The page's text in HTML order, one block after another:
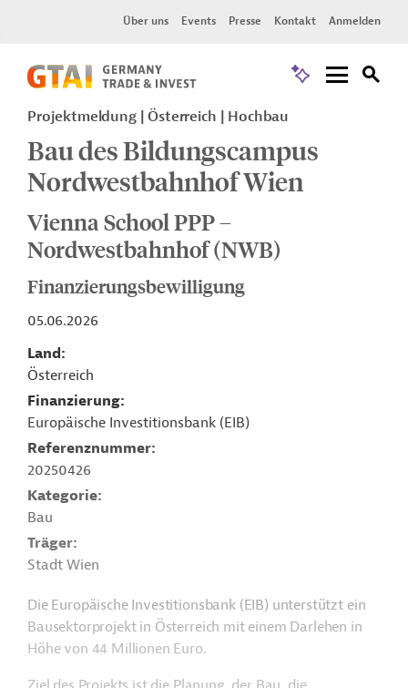
Über uns Events Presse Kontakt Anmelden
Projektmeldung Österreich Hochbau
Bau des Bildungscampus
Nordwestbahnhof Wien
Vienna School PPP –
Nordwestbahnhof (NWB)
Finanzierungsbewilligung
05.06.2026
Land
Österreich
Finanzierung
Europäische Investitionsbank (EIB)
Referenznummer
20250426
Kategorie
Bau
Träger
Stadt Wien
Die Europäische Investitionsbank (EIB) unterstützt ein
Bausektorprojekt in Österreich mit einem Darlehen in
Höhe von 44 Millionen Euro.